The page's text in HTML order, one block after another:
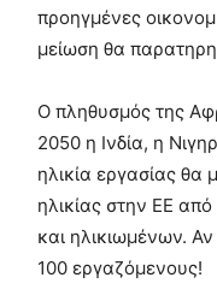
προηγμένες
μείωση θα
Ο πληθυσμός της
2050 η Ινδία, η
ηλικία εργασίας θα
ηλικίας στην ΕΕ
και ηλικιωμένων.
100 εργαζόμενους!